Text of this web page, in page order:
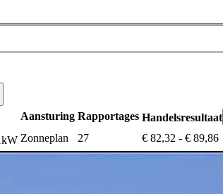
Aansturing Rapportages Handelsresultaat
kW Zonneplan 27 € 82,32 - € 89,86